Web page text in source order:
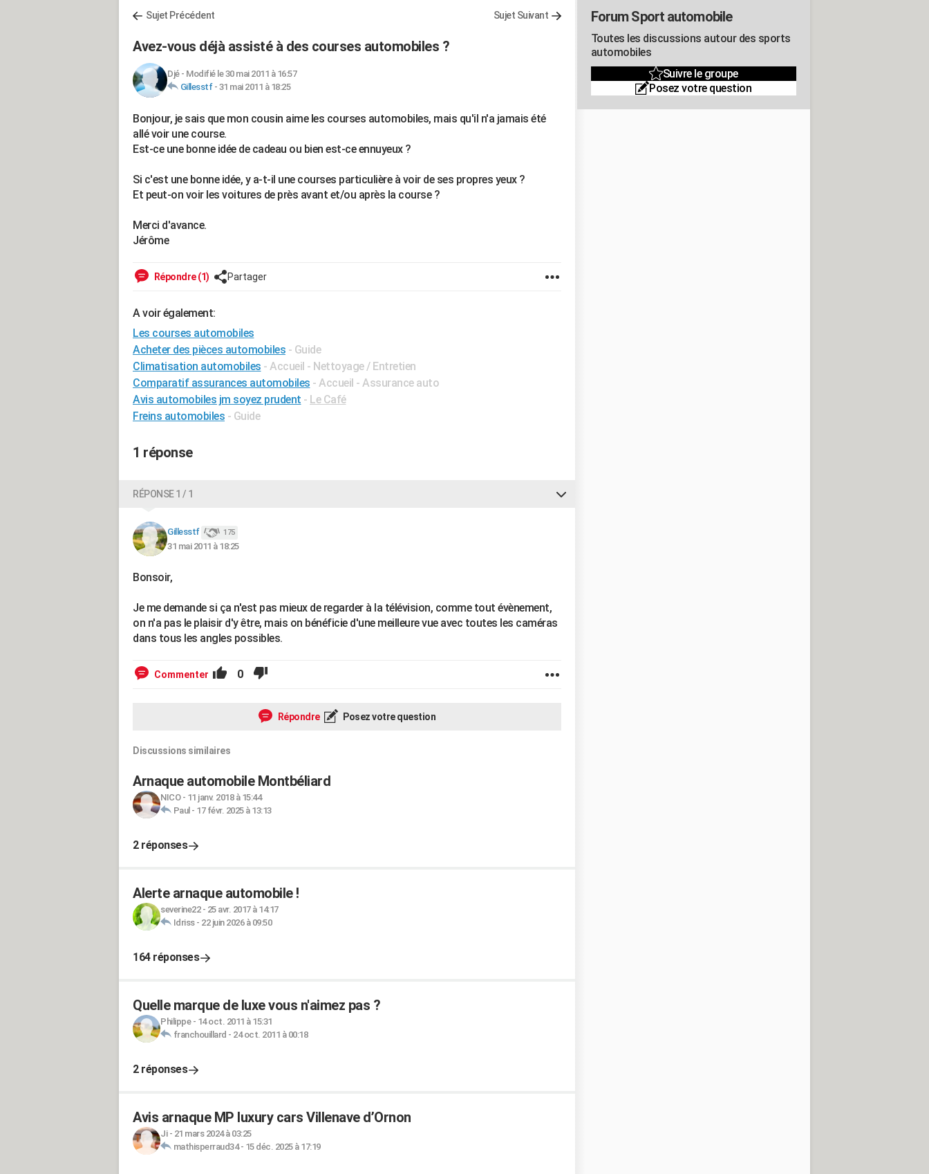
Sujet Précédent Sujet Suivant
Avez-vous déjà assisté à des courses automobiles ?
Djé- Modifié le 30 mai 2011 à 16:57
Gillesstf- 31 mai 2011 à 18:25
Bonjour, je sais que mon cousin aime les courses automobiles, mais qu'il n'a jamais été
allé voir une course.
Est-ce une bonne idée de cadeau ou bien est-ce ennuyeux ?
Si c'est une bonne idée, y a-t-il une courses particulière à voir de ses propres yeux ?
Et peut-on voir les voitures de près avant et/ou après la course ?
Merci d'avance.
Jérôme
Répondre (1) Partager
A voir également:
Les courses automobiles
Acheter des pièces automobiles - Guide
Climatisation automobiles - Accueil - Nettoyage / Entretien
Comparatif assurances automobiles - Accueil - Assurance auto
Avis automobiles jm soyez prudent - Le Café
Freins automobiles - Guide
1 réponse
RÉPONSE 1 / 1
Gillesstf 175
31 mai 2011 à 18:25
Bonsoir,
Je me demande si ça n'est pas mieux de regarder à la télévision, comme tout évènement,
on n'a pas le plaisir d'y être, mais on bénéficie d'une meilleure vue avec toutes les caméras
dans tous les angles possibles.
Commenter 0
Répondre Posez votre question
Discussions similaires
Arnaque automobile Montbéliard
NICO- 11 janv. 2018 à 15:44
Paul - 17 févr. 2025 à 13:13
2 réponses
Alerte arnaque automobile !
severine22- 25 avr. 2017 à 14:17
Idriss- 22 juin 2026 à 09:50
164 réponses
Quelle marque de luxe vous n'aimez pas ?
Philippe- 14 oct. 2011 à 15:31
franchouillard - 24 oct. 2011 à 00:18
2 réponses
Avis arnaque MP luxury cars Villenave d’Ornon
Ji- 21 mars 2024 à 03:25
mathisperraud34- 15 déc. 2025 à 17:19
Forum Sport automobile
Toutes les discussions autour des sports
automobiles
Suivre le groupe
Posez votre question